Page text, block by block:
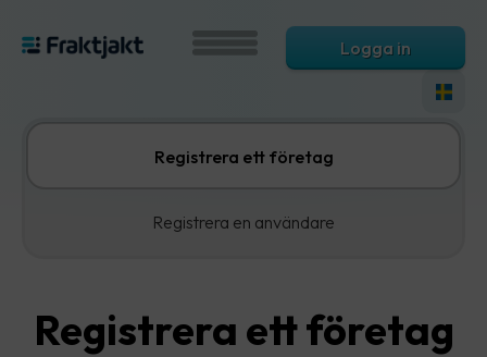
Logga in
Registrera ett företag
Registrera en användare
Registrera ett företag